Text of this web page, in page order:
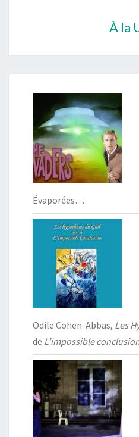
À la
Évaporées…
Odile Cohen-Abbas, Les
de L’impossible